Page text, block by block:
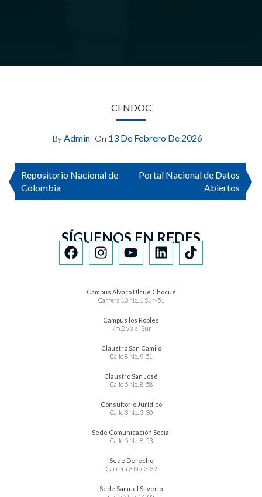
CENDOC
ByAdmin On 13 De Febrero De 2026
Repositorio Nacional de
Colombia
Portal Nacional de Datos
Abiertos
SÍGUENOS EN REDES
Campus Álvaro Ulcué Chocué
Carrera 13 No. 1 Sur-51
Campus los Robles
Km.8 vía al Sur
Claustro San Camilo
Calle 8 No. 9-51
Claustro San José
Calle 5 No. 8-58
Consultorio Jurídico
Calle 3 No. 3-30
Sede Comunicación Social
Calle 5 No. 8-53
Sede Derecho
Carrera 3 No. 3-39
Sede Samuel Silverio